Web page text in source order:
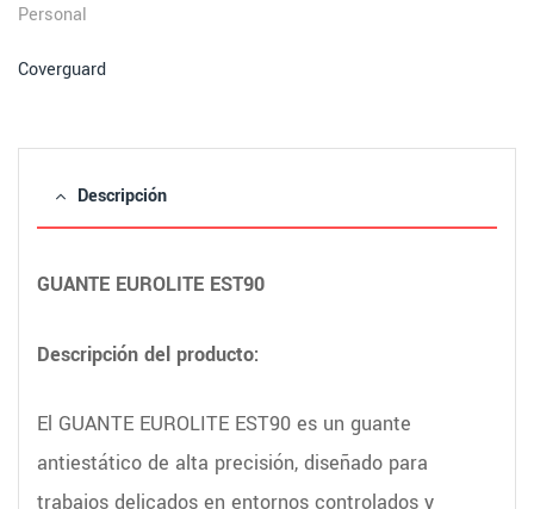
Personal
Coverguard
Descripción
GUANTE EUROLITE EST90
Descripción del producto:
El GUANTE EUROLITE EST90 es un guante
antiestático de alta precisión, diseñado para
trabajos delicados en entornos controlados y